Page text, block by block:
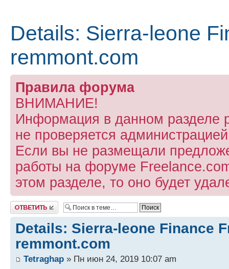
Details: Sierra-leone
remmont.com
Правила форума
ВНИМАНИЕ!
Информация в данном разделе
не проверяется
Если вы не размещали
работы на форуме
этом разделе, то оно будет
Ответить
Details: Sierra-leone Finance
remmont.com
Tetraghap » Пн июн 24, 2019 10:07 am